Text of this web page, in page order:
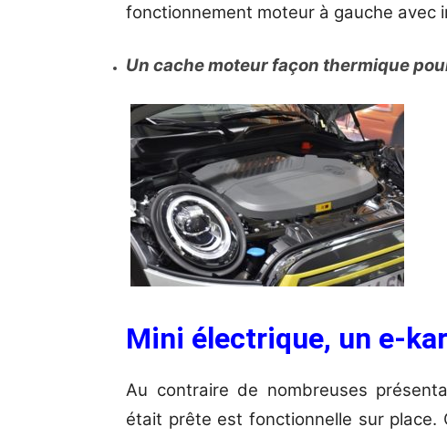
fonctionnement moteur à gauche avec
Un cache moteur façon thermique
Mini électrique, un e-
Au contraire de nombreuses
était prête est fonctionnelle sur place.